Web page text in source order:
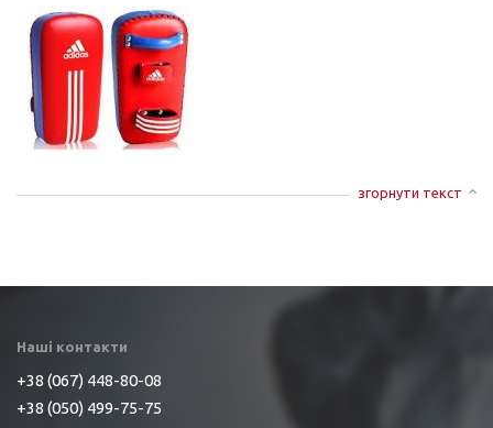
згорнути текст
Наші контакти
+38 (067) 448-80-08
+38 (050) 499-75-75